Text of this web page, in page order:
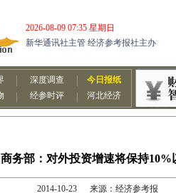
商务部：对外投资增速将保持10%
2014-10-23 来源：经济参考报